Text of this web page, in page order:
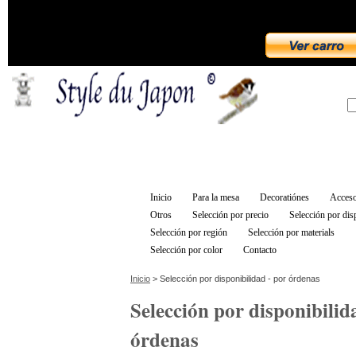
Inicio Para la mesa Decoratiónes
Otros
Selección por precio
Selección por
Selección por región
Selección por materials
Selección por color
Contacto
Inicio > Selección por disponibilidad - por órdenas
Selección por
órdenas